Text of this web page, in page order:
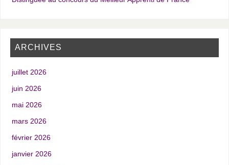
ARCHIVES
juillet 2026
juin 2026
mai 2026
mars 2026
février 2026
janvier 2026